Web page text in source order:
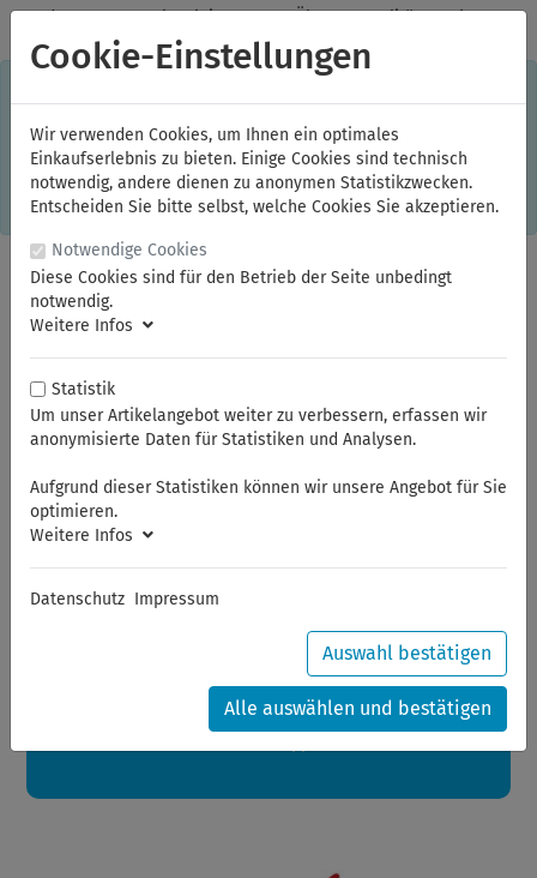
✓Jeden Monat starke Aktionen ✓Über 20 Qualitätsmarken ✓
Kostenlose Lieferung im Inland ab 150,00 Euro Bruttowarenwert
Einkaufserlebnis. Dabei werden beispielsweise die Session-
Informationen oder die Spracheinstellung auf Ihrem Rechner
gespeichert. Ohne Cookies ist der Funktionsumfang des
Online-Shops eingeschränkt. Sind Sie damit nicht
einverstanden, klicken Sie bitte hier.
Sommerferien
Sehr geehrte Kunden,
Ihre Bestellungen in diesem Zeitraum werden ab dem
24.08.2026 verschickt.
Eine schöne Sommerpause
Cookie-Einstellungen
Wir verwenden Cookies, um Ihnen ein optimales
Einkaufserlebnis zu bieten. Einige Cookies sind technisch
notwendig, andere dienen zu anonymen Statistikzwecken.
Entscheiden Sie bitte selbst, welche Cookies Sie akzeptieren.
Notwendige Cookies
Diese Cookies sind für den Betrieb der Seite unbedingt
notwendig.
Weitere Infos
Statistik
Um unser Artikelangebot weiter zu verbessern, erfassen wir
anonymisierte Daten für Statistiken und Analysen.
Aufgrund dieser Statistiken können wir unsere Angebot für Sie
optimieren.
Weitere Infos
Datenschutz Impressum
Auswahl bestätigen
Alle auswählen und bestätigen